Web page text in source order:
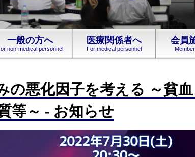
一般の方へ
non-medical personnel
医療関係者へ
For medical personnel
会員
の悪化因子を考える ～貧
等～ - お知らせ